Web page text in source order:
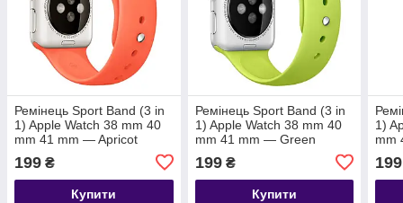
Ремінець Sport Band (3 in
1) Apple Watch 38 mm 40
mm 41 mm — Apricot
199 ₴
Купити
Ремінець Sport Band (3 in
1) Apple Watch 38 mm 40
mm 41 mm — Green
199₴
Купити
1)
mm
199